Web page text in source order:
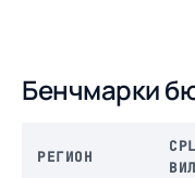
Бенчмарки
РЕГИОН
CPL